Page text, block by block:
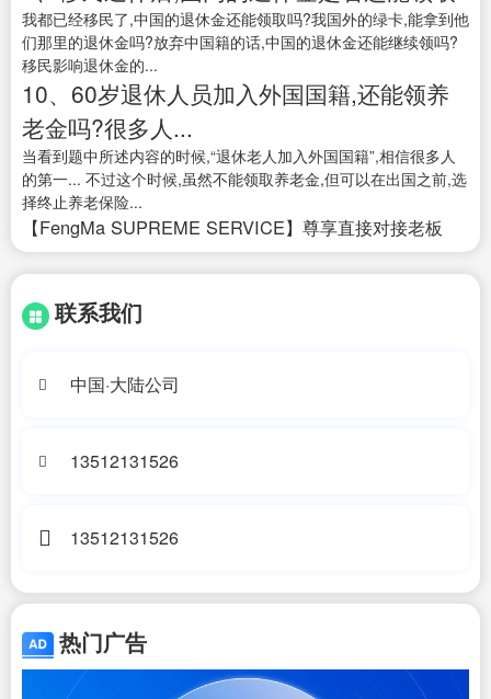
我都已经移民了,中国的退休金还能领取吗?我国外的绿卡,能拿到他
们那里的退休金吗?放弃中国籍的话,中国的退休金还能继续领吗?
移民影响退休金的...
10、60岁退休人员加入外国国籍,还能领养
老金吗?很多人...
当看到题中所述内容的时候,“退休老人加入外国国籍”,相信很多人
的第一... 不过这个时候,虽然不能领取养老金,但可以在出国之前,选
择终止养老保险...
【FengMa SUPREME SERVICE】尊享直接对接老板
联系我们
中国·大陆公司
13512131526
13512131526
热门广告